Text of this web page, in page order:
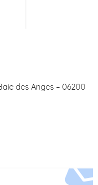
des Anges – 06200